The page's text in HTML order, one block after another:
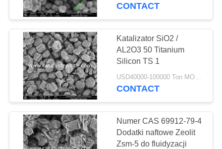
CONTACT
Katalizator SiO2 /
AL2O3 50 Titanium
Silicon TS 1
USD40000-100000 Ton MOQ:1 KG
CONTACT
Numer CAS 69912-79-4
Dodatki naftowe Zeolit ​​
Zsm-5 do fluidyzacji